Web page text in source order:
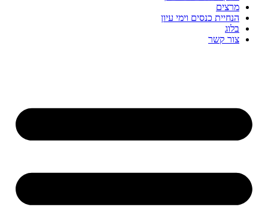
מרצים
הנחיית כנסים וימי עיון
בלוג
צור קשר